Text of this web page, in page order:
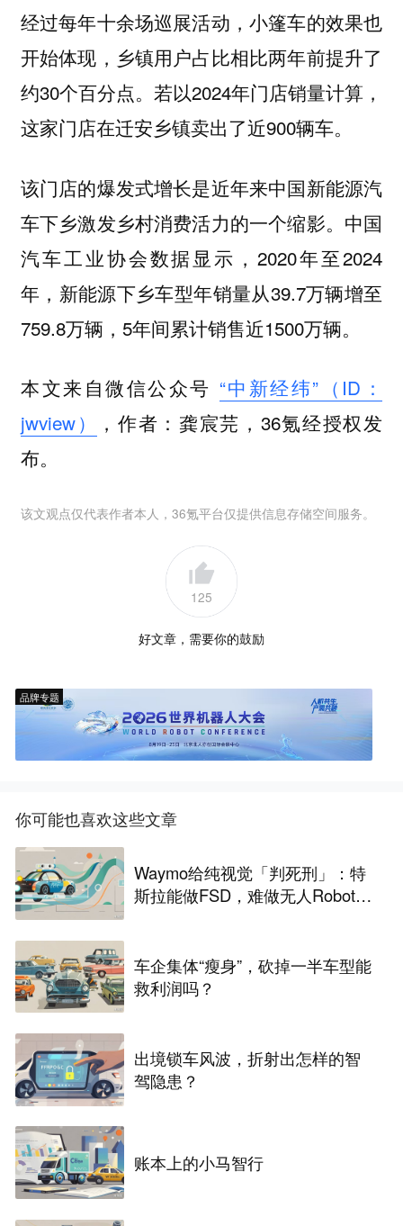
经过每年十余场巡展活动，小篷车的效果也
开始体现，乡镇用户占比相比两年前提升了
约30个百分点。若以2024年门店销量计算，
这家门店在迁安乡镇卖出了近900辆车。
该门店的爆发式增长是近年来中国新能源汽
车下乡激发乡村消费活力的一个缩影。中国
汽车工业协会数据显示，2020年至2024
年，新能源下乡车型年销量从39.7万辆增至
759.8万辆，5年间累计销售近1500万辆。
本文来自微信公众号 “中新经纬”（ID：
jwview）
，作者：龚宸芫，36氪经授权发
布。
该文观点仅代表作者本人，36氪平台仅提供信息存储空间服务。
125
好文章，需要你的鼓励
品牌专题
你可能也喜欢这些文章
Waymo给纯视觉「判死刑」：特
斯拉能做FSD，难做无人Robota
车企集体“瘦身”，砍掉一半车型能
救利润吗？
出境锁车风波，折射出怎样的智
驾隐患？
账本上的小马智行